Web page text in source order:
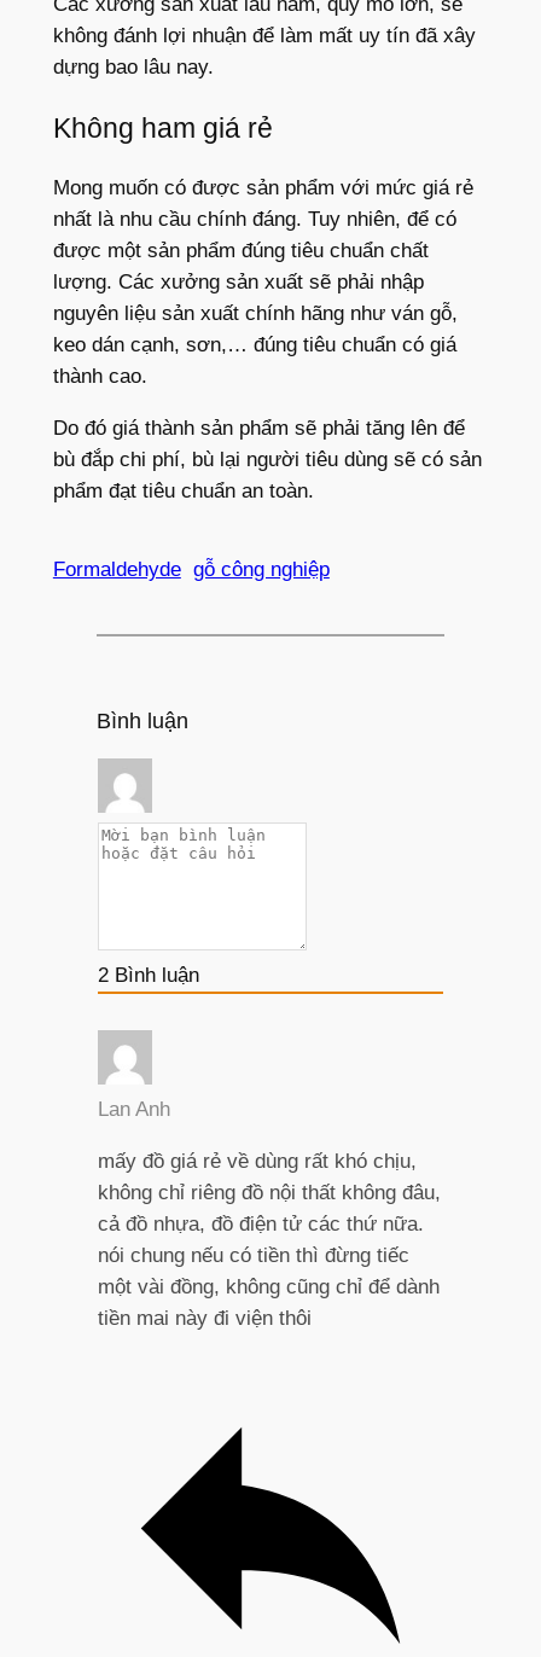
Các xưởng sản xuất lâu năm, quy mô lớn, sẽ
không đánh lợi nhuận để làm mất uy tín đã xây
dựng bao lâu nay.
Không ham giá rẻ
Mong muốn có được sản phẩm với mức giá rẻ
nhất là nhu cầu chính đáng. Tuy nhiên, để có
được một sản phẩm đúng tiêu chuẩn chất
lượng. Các xưởng sản xuất sẽ phải nhập
nguyên liệu sản xuất chính hãng như ván gỗ,
keo dán cạnh, sơn,… đúng tiêu chuẩn có giá
thành cao.
Do đó giá thành sản phẩm sẽ phải tăng lên để
bù đắp chi phí, bù lại người tiêu dùng sẽ có sản
phẩm đạt tiêu chuẩn an toàn.
Formaldehyde gỗ công nghiệp
Bình luận
2Bình luận
Lan Anh
mấy đồ giá rẻ về dùng rất khó chịu,
không chỉ riêng đồ nội thất không đâu,
cả đồ nhựa, đồ điện tử các thứ nữa.
nói chung nếu có tiền thì đừng tiếc
một vài đồng, không cũng chỉ để dành
tiền mai này đi viện thôi